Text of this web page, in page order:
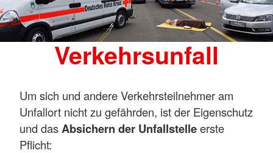
Verkehrsunfall
Um sich und andere Verkehrsteilnehmer am
Unfallort nicht zu gefährden, ist der Eigenschutz
und dasAbsichern der Unfallstelleerste
Pflicht: